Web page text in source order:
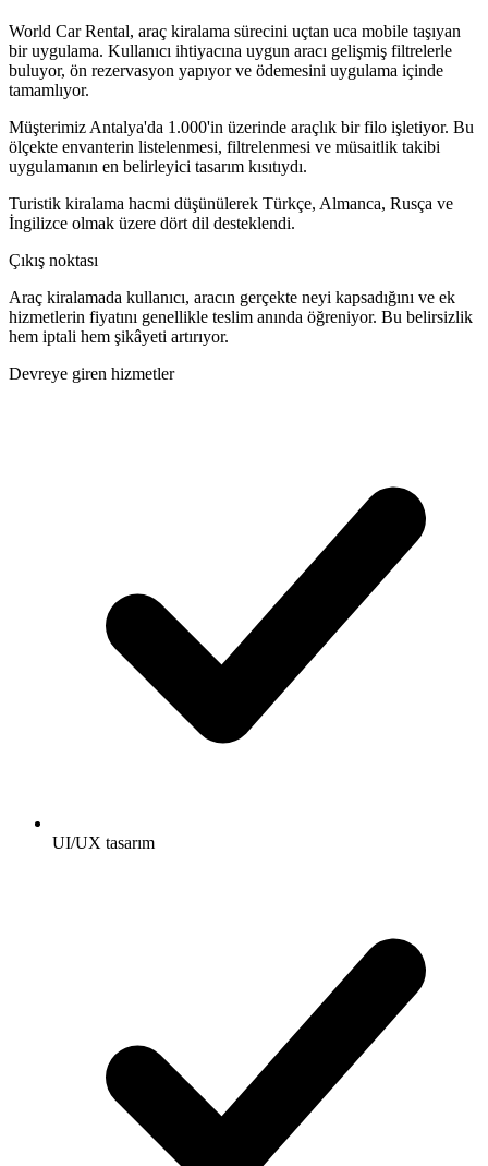
World Car Rental, araç kiralama sürecini uçtan uca mobile taşıyan
bir uygulama. Kullanıcı ihtiyacına uygun aracı gelişmiş filtrelerle
buluyor, ön rezervasyon yapıyor ve ödemesini uygulama içinde
tamamlıyor.
Müşterimiz Antalya'da 1.000'in üzerinde araçlık bir filo işletiyor. Bu
ölçekte envanterin listelenmesi, filtrelenmesi ve müsaitlik takibi
uygulamanın en belirleyici tasarım kısıtıydı.
Turistik kiralama hacmi düşünülerek Türkçe, Almanca, Rusça ve
İngilizce olmak üzere dört dil desteklendi.
Çıkış noktası
Araç kiralamada kullanıcı, aracın gerçekte neyi kapsadığını ve ek
hizmetlerin fiyatını genellikle teslim anında öğreniyor. Bu belirsizlik
hem iptali hem şikâyeti artırıyor.
Devreye giren hizmetler
UI/UX tasarım